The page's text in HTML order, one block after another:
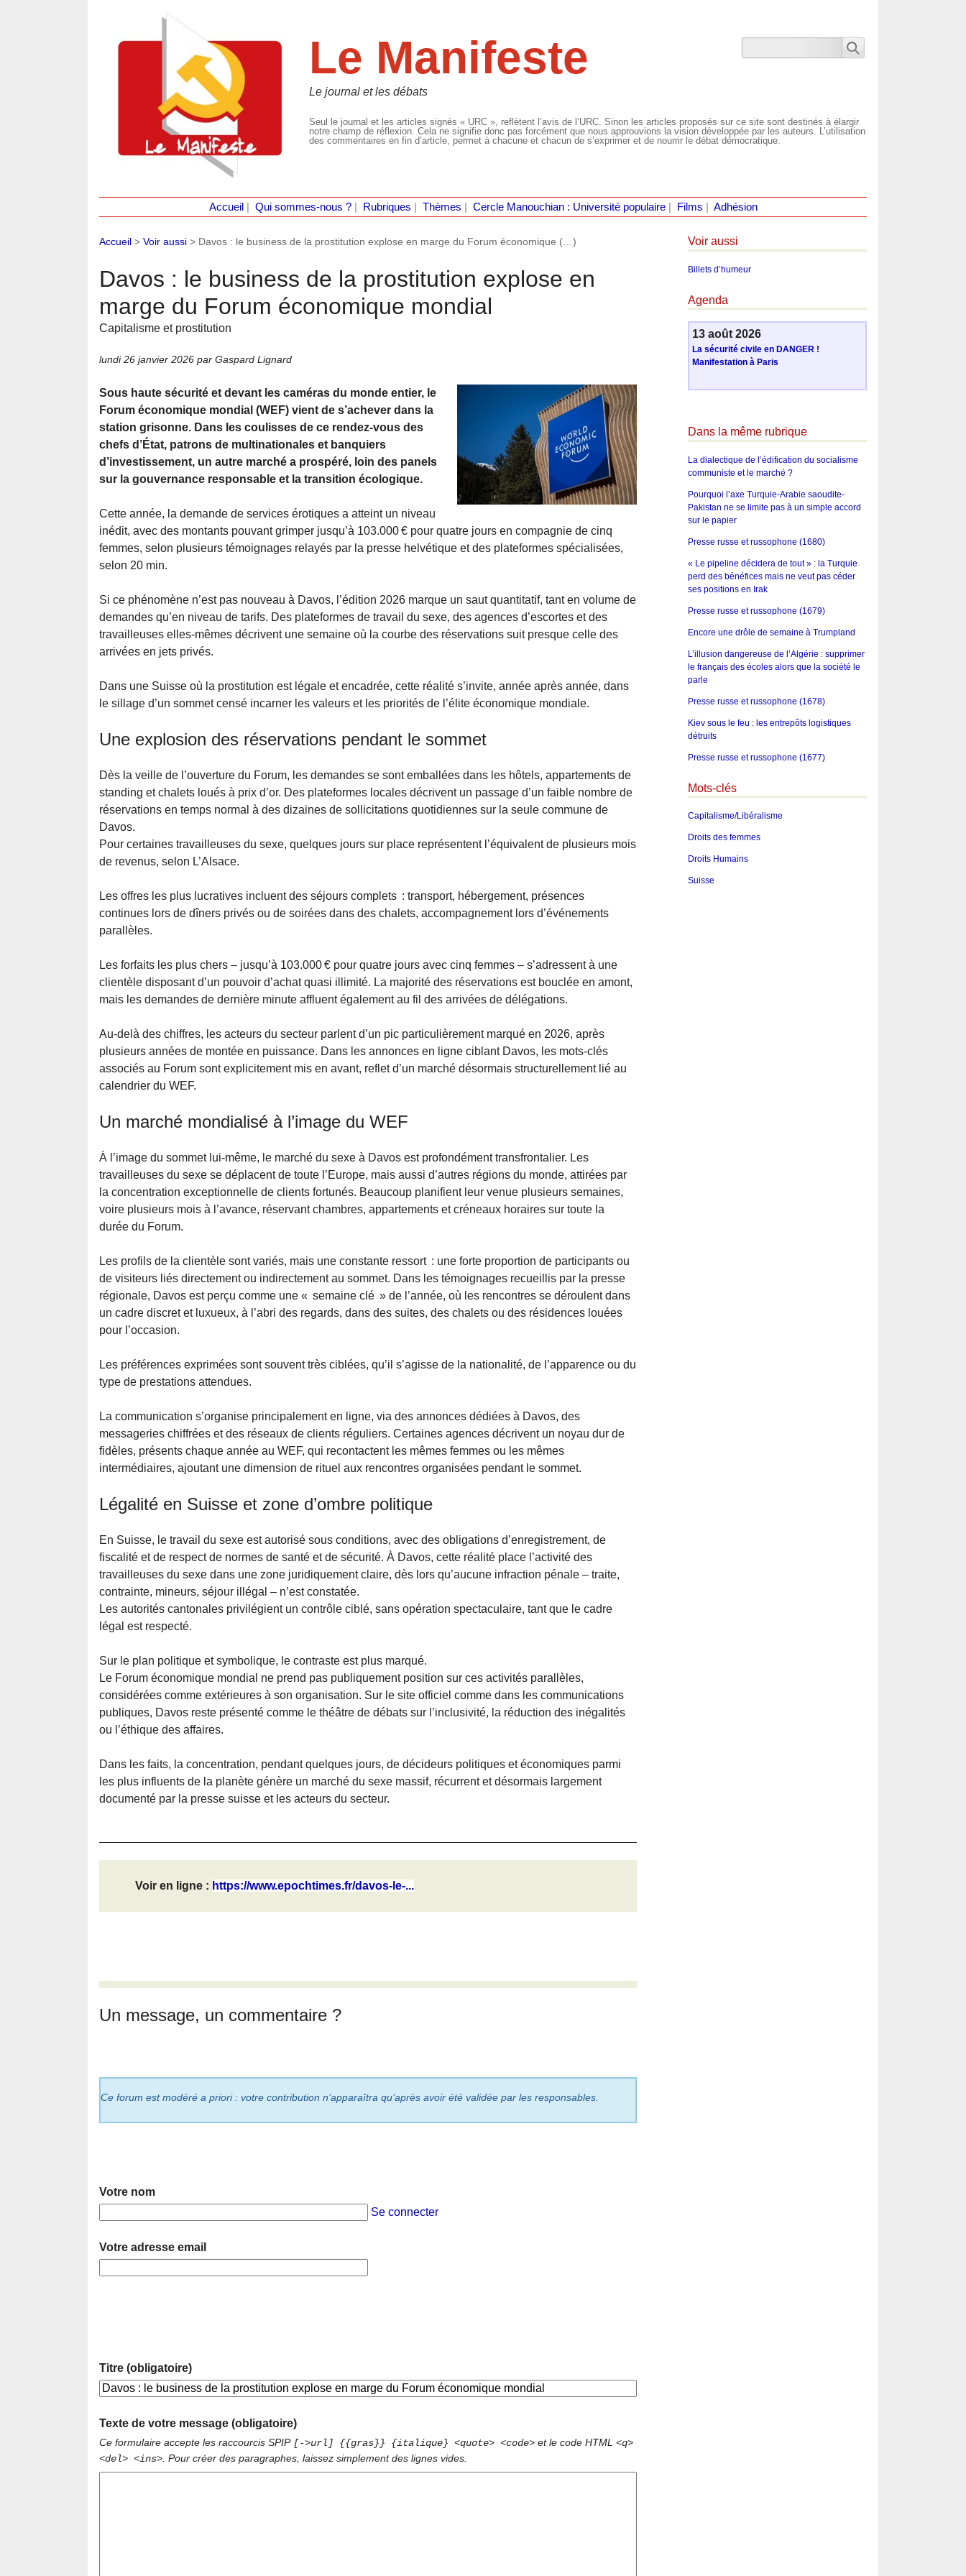
Le Manifeste
Le journal et les débats
Seul le journal et les articles signés « URC », reflètent l’avis de l’URC. Sinon les articles proposés sur ce site sont destinés à élargir
notre champ de réflexion. Cela ne signifie donc pas forcément que nous approuvions la vision développée par les auteurs. L’utilisation
des commentaires en fin d’article, permet à chacune et chacun de s’exprimer et de nourrir le débat démocratique.
Accueil Qui sommes-nous ?| Rubriques Thèmes Cercle Manouchian : Université populaire| Films Adhésion
Accueil > Voir aussi > Davos : le business de la prostitution explose en marge du Forum économique (…)
Davos : le business de la prostitution explose en
marge du Forum économique mondial
Capitalisme et prostitution
lundi 26 janvier 2026 par Gaspard Lignard
Sous haute sécurité et devant les caméras du monde entier, le
Forum économique mondial (WEF) vient de s’achever dans la
station grisonne. Dans les coulisses de ce rendez-vous des
chefs d’État, patrons de multinationales et banquiers
d’investissement, un autre marché a prospéré, loin des panels
sur la gouvernance responsable et la transition écologique.
Cette année, la demande de services érotiques a atteint un niveau
inédit, avec des montants pouvant grimper jusqu’à 103.000 € pour quatre jours en compagnie de cinq
femmes, selon plusieurs témoignages relayés par la presse helvétique et des plateformes spécialisées,
selon 20 min.
Si ce phénomène n’est pas nouveau à Davos, l’édition 2026 marque un saut quantitatif, tant en volume de
demandes qu’en niveau de tarifs. Des plateformes de travail du sexe, des agences d’escortes et des
travailleuses elles-mêmes décrivent une semaine où la courbe des réservations suit presque celle des
arrivées en jets privés.
Dans une Suisse où la prostitution est légale et encadrée, cette réalité s’invite, année après année, dans
le sillage d’un sommet censé incarner les valeurs et les priorités de l’élite économique mondiale.
Une explosion des réservations pendant le sommet
Dès la veille de l’ouverture du Forum, les demandes se sont emballées dans les hôtels, appartements de
standing et chalets loués à prix d’or. Des plateformes locales décrivent un passage d’un faible nombre de
réservations en temps normal à des dizaines de sollicitations quotidiennes sur la seule commune de
Davos.
Pour certaines travailleuses du sexe, quelques jours sur place représentent l’équivalent de plusieurs mois
de revenus, selon L’Alsace.
Les offres les plus lucratives incluent des séjours complets : transport, hébergement, présences
continues lors de dîners privés ou de soirées dans des chalets, accompagnement lors d’événements
parallèles.
Les forfaits les plus chers – jusqu’à 103.000 € pour quatre jours avec cinq femmes – s’adressent à une
clientèle disposant d’un pouvoir d’achat quasi illimité. La majorité des réservations est bouclée en amont,
mais les demandes de dernière minute affluent également au fil des arrivées de délégations.
Au-delà des chiffres, les acteurs du secteur parlent d’un pic particulièrement marqué en 2026, après
plusieurs années de montée en puissance. Dans les annonces en ligne ciblant Davos, les mots-clés
associés au Forum sont explicitement mis en avant, reflet d’un marché désormais structurellement lié au
calendrier du WEF.
Un marché mondialisé à l’image du WEF
À l’image du sommet lui-même, le marché du sexe à Davos est profondément transfrontalier. Les
travailleuses du sexe se déplacent de toute l’Europe, mais aussi d’autres régions du monde, attirées par
la concentration exceptionnelle de clients fortunés. Beaucoup planifient leur venue plusieurs semaines,
voire plusieurs mois à l’avance, réservant chambres, appartements et créneaux horaires sur toute la
durée du Forum.
Les profils de la clientèle sont variés, mais une constante ressort : une forte proportion de participants ou
de visiteurs liés directement ou indirectement au sommet. Dans les témoignages recueillis par la presse
régionale, Davos est perçu comme une « semaine clé » de l’année, où les rencontres se déroulent dans
un cadre discret et luxueux, à l’abri des regards, dans des suites, des chalets ou des résidences louées
pour l’occasion.
Les préférences exprimées sont souvent très ciblées, qu’il s’agisse de la nationalité, de l’apparence ou du
type de prestations attendues.
La communication s’organise principalement en ligne, via des annonces dédiées à Davos, des
messageries chiffrées et des réseaux de clients réguliers. Certaines agences décrivent un noyau dur de
fidèles, présents chaque année au WEF, qui recontactent les mêmes femmes ou les mêmes
intermédiaires, ajoutant une dimension de rituel aux rencontres organisées pendant le sommet.
Légalité en Suisse et zone d’ombre politique
En Suisse, le travail du sexe est autorisé sous conditions, avec des obligations d’enregistrement, de
fiscalité et de respect de normes de santé et de sécurité. À Davos, cette réalité place l’activité des
travailleuses du sexe dans une zone juridiquement claire, dès lors qu’aucune infraction pénale – traite,
contrainte, mineurs, séjour illégal – n’est constatée.
Les autorités cantonales privilégient un contrôle ciblé, sans opération spectaculaire, tant que le cadre
légal est respecté.
Sur le plan politique et symbolique, le contraste est plus marqué.
Le Forum économique mondial ne prend pas publiquement position sur ces activités parallèles,
considérées comme extérieures à son organisation. Sur le site officiel comme dans les communications
publiques, Davos reste présenté comme le théâtre de débats sur l’inclusivité, la réduction des inégalités
ou l’éthique des affaires.
Dans les faits, la concentration, pendant quelques jours, de décideurs politiques et économiques parmi
les plus influents de la planète génère un marché du sexe massif, récurrent et désormais largement
documenté par la presse suisse et les acteurs du secteur.
Voir en ligne : https://www.epochtimes.fr/davos-le-...
Un message, un commentaire ?
Ce forum est modéré a priori : votre contribution n’apparaîtra qu’après avoir été validée par les responsables.
Votre nom
Se connecter
Votre adresse email
Titre (obligatoire)
Texte de votre message (obligatoire)
Ce formulaire accepte les raccourcis SPIP [->url] {{gras}} {italique} <quote> <code> et le code HTML <q>
<del> <ins> . Pour créer des paragraphes, laissez simplement des lignes vides.
Voir aussi
Billets d’humeur
Agenda
13 août 2026
La sécurité civile en DANGER !
Manifestation à Paris
Dans la même rubrique
La dialectique de l’édification du socialisme
communiste et le marché ?
Pourquoi l’axe Turquie-Arabie saoudite-
Pakistan ne se limite pas à un simple accord
sur le papier
Presse russe et russophone (1680)
« Le pipeline décidera de tout » : la Turquie
perd des bénéfices mais ne veut pas céder
ses positions en Irak
Presse russe et russophone (1679)
Encore une drôle de semaine à Trumpland
L’illusion dangereuse de l’Algérie : supprimer
le français des écoles alors que la société le
parle
Presse russe et russophone (1678)
Kiev sous le feu : les entrepôts logistiques
détruits
Presse russe et russophone (1677)
Mots-clés
Capitalisme/Libéralisme
Droits des femmes
Droits Humains
Suisse